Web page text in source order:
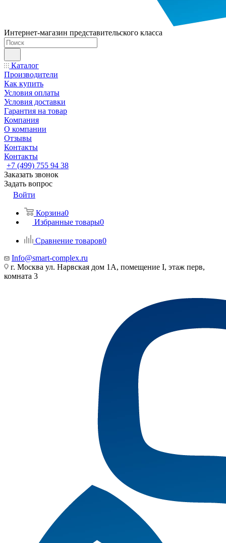
Интернет-магазин представительского класса
Каталог
Производители
Как купить
Условия оплаты
Условия доставки
Гарантия на товар
Компания
О компании
Отзывы
Контакты
Контакты
+7 (499) 755 94 38
Заказать звонок
Задать вопрос
Войти
Корзина0
Избранные товары0
Сравнение товаров0
Info@smart-complex.ru
г. Москва ул. Нарвская дом 1А, помещение I, этаж перв,
комната 3